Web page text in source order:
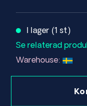
I lager (1 st)
Se relaterad
Warehouse: